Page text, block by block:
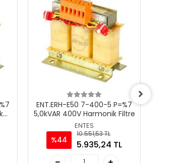
ENT.ERH-E50 7-400-5 P=%7
5,0kVAR 400V Harmonik Filtre
ENTES
%44
10.551,53 TL
5.935,24 TL